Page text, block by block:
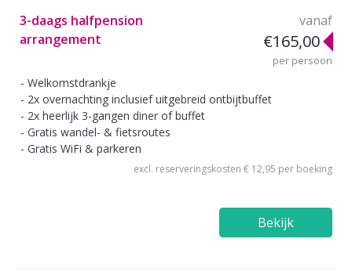
3-daags halfpension
arrangement
vanaf
€165,00
per persoon
Welkomstdrankje
2x overnachting inclusief uitgebreid ontbijtbuffet
2x heerlijk 3-gangen diner of buffet
Gratis wandel- & fietsroutes
Gratis WiFi & parkeren
excl. reserveringskosten € 12,95 per boeking
Bekijk